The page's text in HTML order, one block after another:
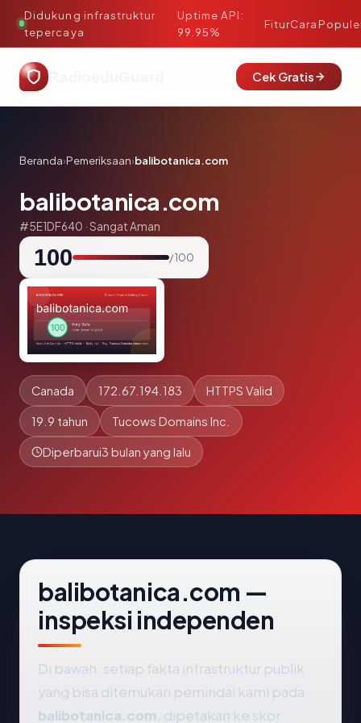
Didukung infrastruktur
tepercaya
·
Uptime API:
99.95%
FiturCara
Cek Gratis
Beranda›Pemeriksaan›balibotanica.com
balibotanica.com
#5E1DF640 · Sangat Aman
100 / 100
Canada 172.67.194.183 HTTPS Valid
19.9 tahun Tucows Domains Inc.
Diperbarui3 bulan yang lalu
balibotanica.com —
inspeksi independen
Di bawah: setiap fakta infrastruktur publik
yang bisa ditemukan pemindai kami pada
balibotanica.com , dipetakan ke skor